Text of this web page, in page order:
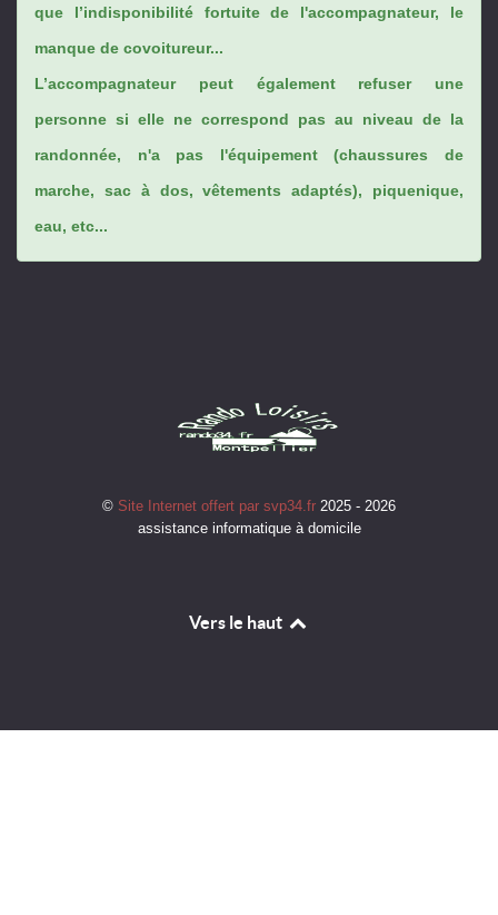
que l’indisponibilité fortuite de l'accompagnateur, le
manque de covoitureur...
L’accompagnateur peut également refuser une
personne si elle ne correspond pas au niveau de la
randonnée, n'a pas l'équipement (chaussures de
marche, sac à dos, vêtements adaptés), piquenique,
eau, etc...
© Site Internet offert par svp34.fr 2025 - 2026
assistance informatique à domicile
Vers le haut